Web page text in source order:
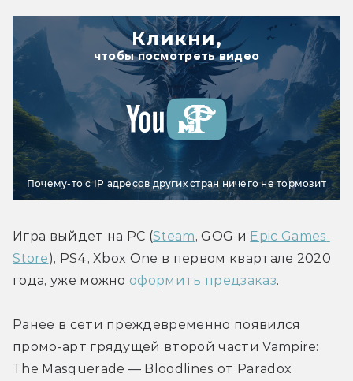
Кликни,
чтобы посмотреть видео
Почему-то с IP адресов других стран ничего не тормозит
Игра выйдет на PC (Steam, GOG и Epic Games
Store), PS4, Xbox One в первом квартале 2020
года, уже можно оформить предзаказ.
Ранее в сети преждевременно появился
промо-арт грядущей второй части Vampire:
The Masquerade — Bloodlines от Paradox